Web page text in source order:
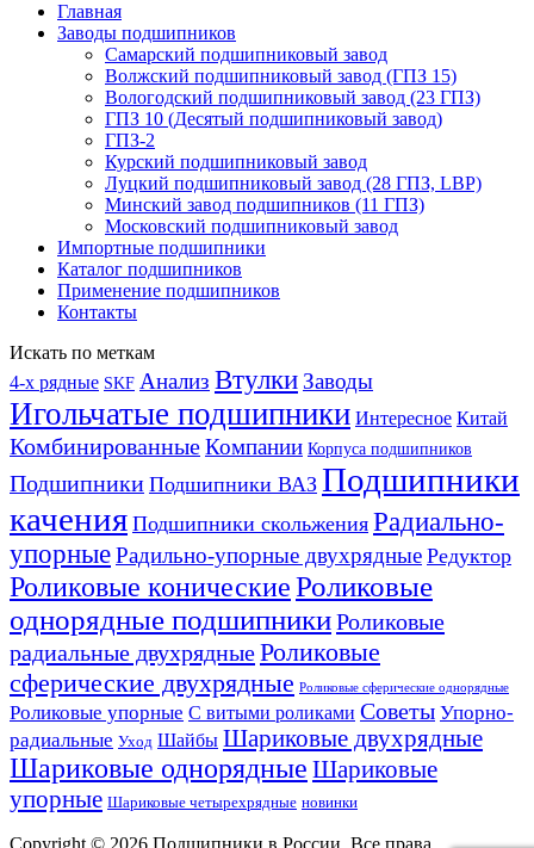
Главная
Заводы подшипников
Cамарский подшипниковый завод
Волжский подшипниковый завод (ГПЗ 15)
Вологодский подшипниковый завод (23 ГПЗ)
ГПЗ 10 (Десятый подшипниковый завод)
ГПЗ-2
Курский подшипниковый завод
Луцкий подшипниковый завод (28 ГПЗ, LBP)
Минский завод подшипников (11 ГПЗ)
Московский подшипниковый завод
Импортные подшипники
Каталог подшипников
Применение подшипников
Контакты
Искать по меткам
4-х рядные SKF Анализ Втулки Заводы
Игольчатые подшипники Интересное Китай
КомбинированныеКомпании Корпуса подшипников
Подшипники Подшипники ВАЗ Подшипники
качения Подшипники скольжения Радиально-
упорныеРадильно-упорные двухрядные Редуктор
Роликовые коническиеРоликовые
однорядные подшипникиРоликовые
радиальные двухрядныеРоликовые
сферические двухрядные Роликовые сферические однорядные
Роликовые упорные С витыми роликами Советы Упорно-
радиальные Уход Шайбы Шариковые двухрядные
Шариковые однорядные Шариковые
упорные Шариковые четырехрядные новинки